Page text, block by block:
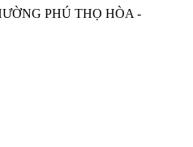
PHÚ THỌ HÒA -